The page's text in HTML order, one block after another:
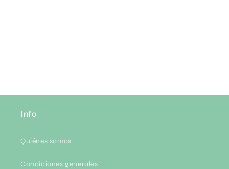
Info
Quiénes somos
Condiciones generales